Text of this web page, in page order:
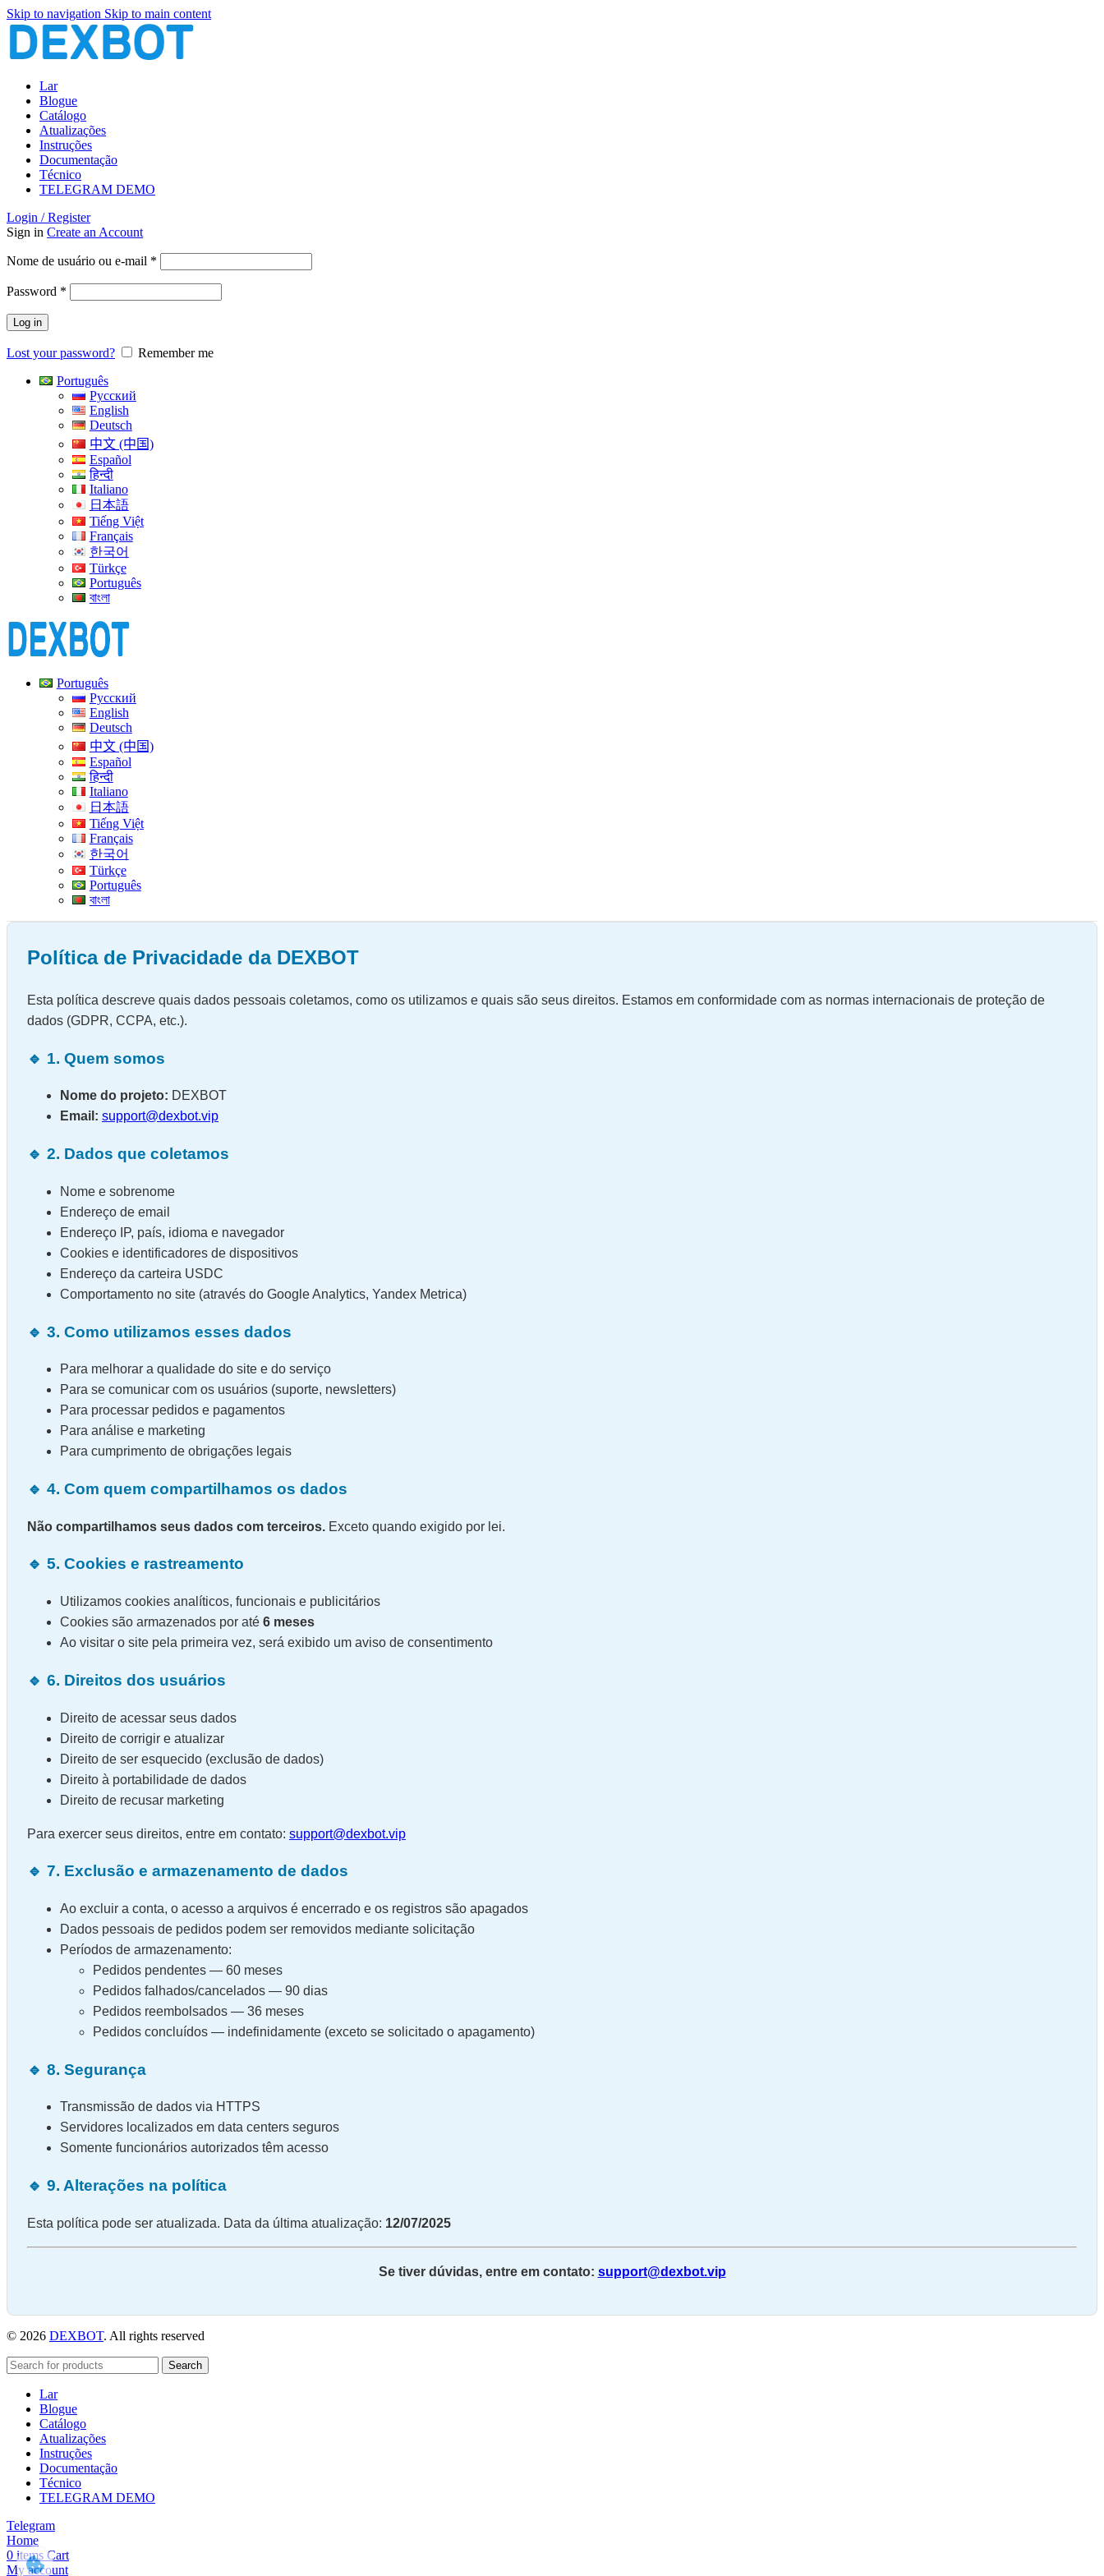
Skip to navigation Skip to main content
Lar
Blogue
Catálogo
Atualizações
Instruções
Documentação
Técnico
TELEGRAM DEMO
Login / Register
Sign in Create an Account
Nome de usuário ou e-mail *
Password *
Log in
Lost your password?
Remember me
Português
Русский
English
Deutsch
中文 (中国)
Español
हिन्दी
Italiano
日本語
Tiếng Việt
Français
한국어
Türkçe
Português
বাংলা
Português
Русский
English
Deutsch
中文 (中国)
Español
हिन्दी
Italiano
日本語
Tiếng Việt
Français
한국어
Türkçe
Português
বাংলা
Política de Privacidade da DEXBOT
Esta política descreve quais dados pessoais coletamos, como os utilizamos e quais são seus direitos. Estamos em conformidade com as normas internacionais de proteção de
dados (GDPR, CCPA, etc.).
🔹 1. Quem somos
Nome do projeto: DEXBOT
Email: support@dexbot.vip
🔹 2. Dados que coletamos
Nome e sobrenome
Endereço de email
Endereço IP, país, idioma e navegador
Cookies e identificadores de dispositivos
Endereço da carteira USDC
Comportamento no site (através do Google Analytics, Yandex Metrica)
🔹 3. Como utilizamos esses dados
Para melhorar a qualidade do site e do serviço
Para se comunicar com os usuários (suporte, newsletters)
Para processar pedidos e pagamentos
Para análise e marketing
Para cumprimento de obrigações legais
🔹 4. Com quem compartilhamos os dados
Não compartilhamos seus dados com terceiros. Exceto quando exigido por lei.
🔹 5. Cookies e rastreamento
Utilizamos cookies analíticos, funcionais e publicitários
Cookies são armazenados por até 6 meses
Ao visitar o site pela primeira vez, será exibido um aviso de consentimento
🔹 6. Direitos dos usuários
Direito de acessar seus dados
Direito de corrigir e atualizar
Direito de ser esquecido (exclusão de dados)
Direito à portabilidade de dados
Direito de recusar marketing
Para exercer seus direitos, entre em contato: support@dexbot.vip
🔹 7. Exclusão e armazenamento de dados
Ao excluir a conta, o acesso a arquivos é encerrado e os registros são apagados
Dados pessoais de pedidos podem ser removidos mediante solicitação
Períodos de armazenamento:
Pedidos pendentes — 60 meses
Pedidos falhados/cancelados — 90 dias
Pedidos reembolsados — 36 meses
Pedidos concluídos — indefinidamente (exceto se solicitado o apagamento)
🔹 8. Segurança
Transmissão de dados via HTTPS
Servidores localizados em data centers seguros
Somente funcionários autorizados têm acesso
🔹 9. Alterações na política
Esta política pode ser atualizada. Data da última atualização: 12/07/2025
Se tiver dúvidas, entre em contato: support@dexbot.vip
© 2026 DEXBOT. All rights reserved
Search
Lar
Blogue
Catálogo
Atualizações
Instruções
Documentação
Técnico
TELEGRAM DEMO
Telegram
Home
0 items Cart
My account